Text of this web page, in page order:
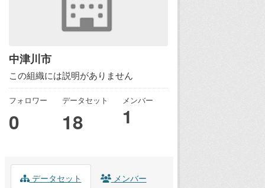
中津川市
この組織には説明がありません
フォロワー
0
データセット
18
メンバー
1
データセット メンバー